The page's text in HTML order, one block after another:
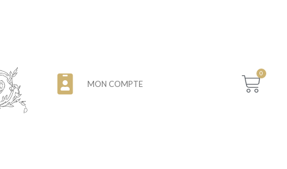
MON COMPTE
0